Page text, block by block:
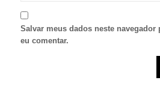
Salvar meus dados neste navegador
eu comentar.